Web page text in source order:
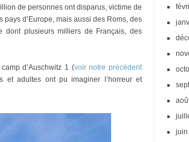
de personnes ont disparus, victime de
d’Europe, mais aussi des Roms, des
dont plusieurs milliers de Français, des
d’Auschwitz 1 (voir notre précédent
et adultes ont pu imaginer l’horreur et
juin